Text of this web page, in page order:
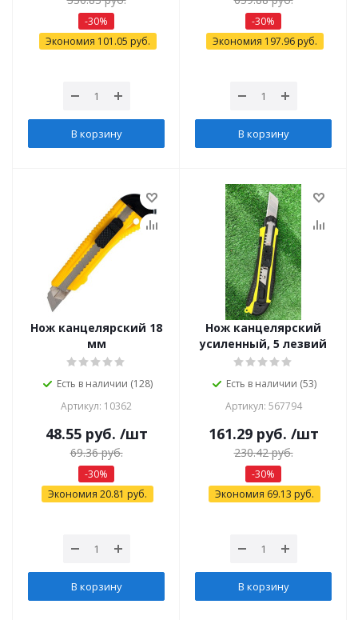
-30%
Экономия 101.05 руб.
В корзину
-30%
Экономия 197.96руб.
В корзину
Нож канцелярский 18
мм
Есть в наличии (128)
Артикул: 10362
48.55руб. /шт
69.36руб.
-30%
Экономия 20.81 руб.
В корзину
Нож канцелярский
усиленный, 5 лезвий
Есть в наличии (53)
Артикул: 567794
161.29руб. /шт
230.42руб.
-30%
Экономия 69.13 руб.
В корзину